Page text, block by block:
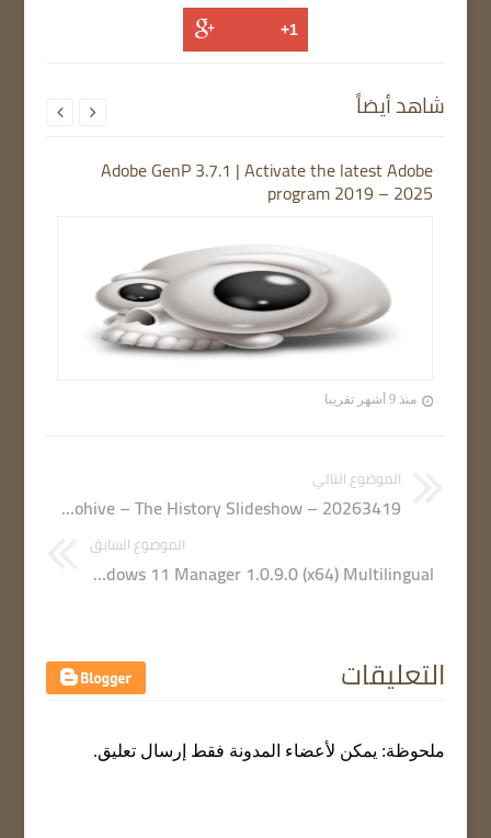
شاهد أيضاً
Adobe GenP 3.7.1 | Activate the latest Adobe
program 2019 – 2025
منذ 9 أشهر تقريبا
 
الموضوع التالي
Videohive – The History Slideshow – 20263419
الموضوع السابق
Yamicsoft Windows 11 Manager 1.0.9.0 (x64) Multilingual
التعليقات
ملحوظة: يمكن لأعضاء المدونة فقط إرسال تعليق.